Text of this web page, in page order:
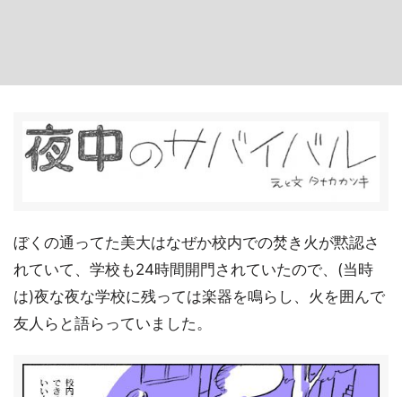
ぼくの通ってた美大はなぜか校内での焚き火が黙認さ
れていて、学校も24時間開門されていたので、(当時
は)夜な夜な学校に残っては楽器を鳴らし、火を囲んで
友人らと語らっていました。